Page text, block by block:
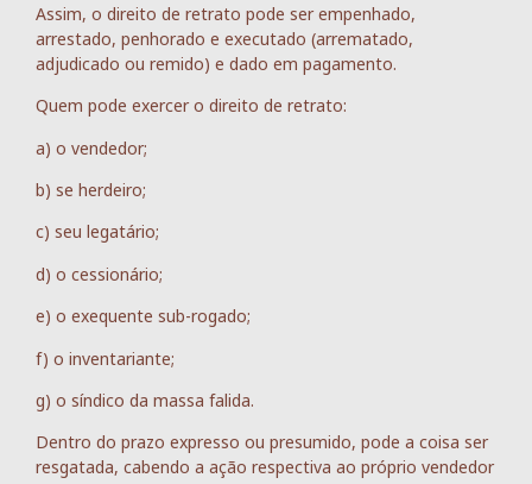
Assim, o direito de retrato pode ser empenhado,
arrestado, penhorado e executado (arrematado,
adjudicado ou remido) e dado em pagamento.
Quem pode exercer o direito de retrato:
a) o vendedor;
b) se herdeiro;
c) seu legatário;
d) o cessionário;
e) o exequente sub-rogado;
f) o inventariante;
g) o síndico da massa falida.
Dentro do prazo expresso ou presumido, pode a coisa ser
resgatada, cabendo a ação respectiva ao próprio vendedor